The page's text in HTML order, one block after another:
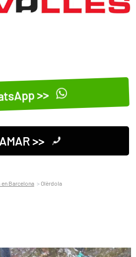
>>
>>
Barcelona Olèrdola